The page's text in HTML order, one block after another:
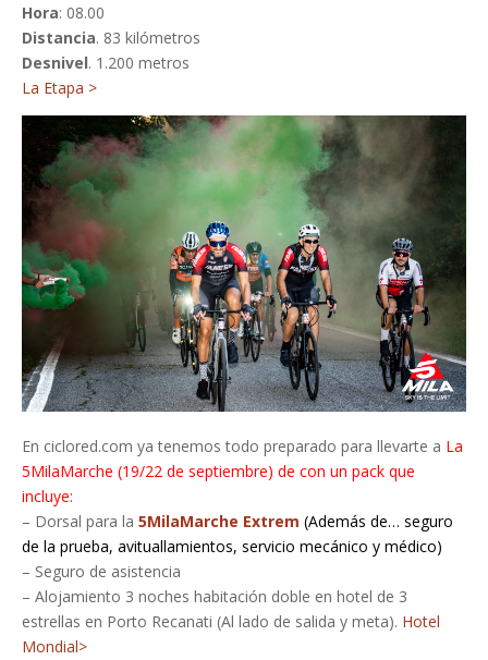
Hora: 08.00
Distancia. 83 kilómetros
Desnivel. 1.200 metros
La Etapa >
En ciclored.com ya tenemos todo preparado para llevarte a La
5MilaMarche (19/22 de septiembre) de con un pack que
incluye:
– Dorsal para la 5MilaMarche Extrem (Además de… seguro
de la prueba, avituallamientos, servicio mecánico y médico)
– Seguro de asistencia
– Alojamiento 3 noches habitación doble en hotel de 3
estrellas en Porto Recanati (Al lado de salida y meta). Hotel
Mondial>